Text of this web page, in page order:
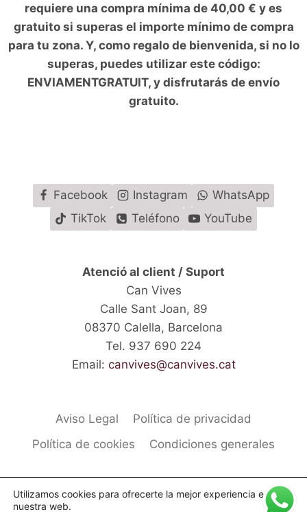
requiere una compra mínima de 40,00 € y es
gratuito si superas el importe mínimo de compra
para tu zona. Y, como regalo de bienvenida, si no lo
superas, puedes utilizar este código:
ENVIAMENTGRATUIT, y disfrutarás de envío
gratuito.
Facebook Instagram
WhatsApp
TikTok
Teléfono YouTube
Atenció al client / Suport
Can Vives
Calle Sant Joan, 89
08370 Calella, Barcelona
Tel. 937 690 224
Email: canvives@canvives.cat
Aviso Legal
Política de privacidad
Política de cookies
Condiciones generales
Utilizamos cookies para ofrecerte la mejor experiencia en
nuestra web.